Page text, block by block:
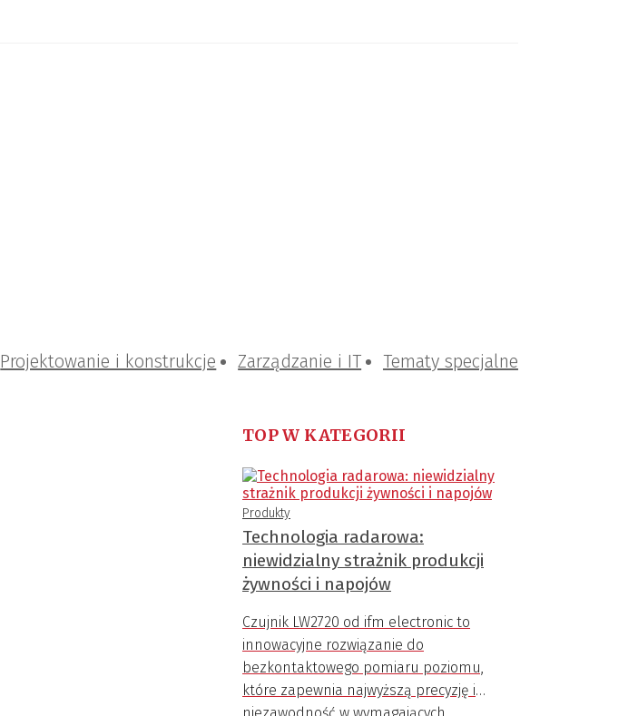
Projektowanie i konstrukcje Zarządzanie i IT Tematy specjalne
TOP W KATEGORII
Produkty
Technologia radarowa:
niewidzialny strażnik produkcji
żywności i napojów
Czujnik LW2720 od ifm electronic to
innowacyjne rozwiązanie do
bezkontaktowego pomiaru poziomu,
które zapewnia najwyższą precyzję i
niezawodność w wymagających